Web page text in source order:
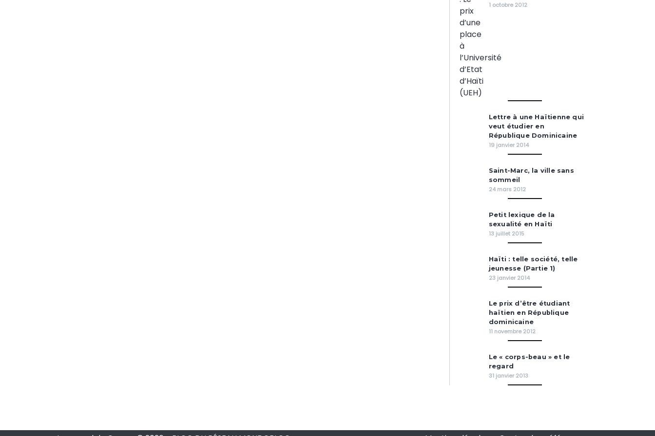
1 octobre 2012
Lettre à une Haïtienne qui
veut étudier en
République Dominicaine
19 janvier 2014
Saint-Marc, la ville sans
sommeil
24 mars 2012
Petit lexique de la
sexualité en Haïti
13 juillet 2015
Haïti : telle société, telle
jeunesse (Partie 1)
23 janvier 2014
Le prix d’être étudiant
haïtien en République
dominicaine
11 novembre 2012
Le « corps-beau » et le
regard
31 janvier 2013